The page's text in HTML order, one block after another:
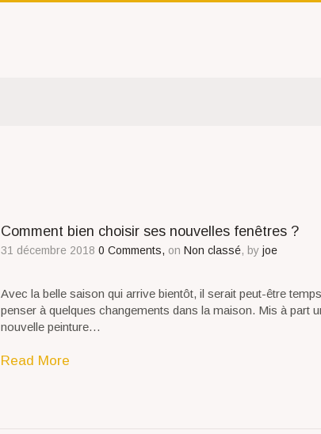
Comment bien choisir ses nouvelles fenêtres ?
31 décembre 2018 0 Comments, on Non classé, by joe
Avec la belle saison qui arrive bientôt, il serait peut-être
penser à quelques changements dans la maison. Mis à part
nouvelle peinture…
Read More